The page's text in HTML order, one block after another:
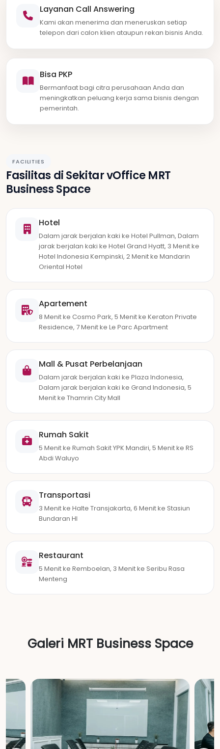
Layanan Call Answering
Kami akan menerima dan meneruskan setiap
telepon dari calon klien ataupun rekan bisnis Anda.
Bisa PKP
Bermanfaat bagi citra perusahaan Anda dan
meningkatkan peluang kerja sama bisnis dengan
pemerintah.
FACILITIES
Fasilitas di Sekitar vOffice MRT
Business Space
Hotel
Dalam jarak berjalan kaki ke Hotel Pullman, Dalam
jarak berjalan kaki ke Hotel Grand Hyatt, 3 Menit ke
Hotel Indonesia Kempinski, 2 Menit ke Mandarin
Oriental Hotel
Apartement
8 Menit ke Cosmo Park, 5 Menit ke Keraton Private
Residence, 7 Menit ke Le Parc Apartment
Mall & Pusat Perbelanjaan
Dalam jarak berjalan kaki ke Plaza Indonesia,
Dalam jarak berjalan kaki ke Grand Indonesia, 5
Menit ke Thamrin City Mall
Rumah Sakit
5 Menit ke Rumah Sakit YPK Mandiri, 5 Menit ke RS
Abdi Waluyo
Transportasi
3 Menit ke Halte Transjakarta, 6 Menit ke Stasiun
Bundaran HI
Restaurant
5 Menit ke Remboelan, 3 Menit ke Seribu Rasa
Menteng
Galeri MRT Business Space